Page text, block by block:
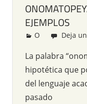
EJEMPLOS
Redacción
O Deja
La palabra
hipotética que
del lenguaje
pasado